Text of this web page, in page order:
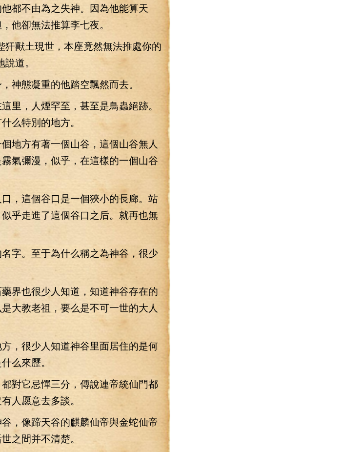
不由為之失神。因為他能算天
他卻無法推算李七夜。
獸土現世，本座竟然無法推處你的
道。
態凝重的他踏空飄然而去。
，人煙罕至，甚至是鳥蟲絕跡。
么特別的地方。
方有著一個山谷，這個山谷無人
氣彌漫，似乎，在這樣的一個山谷
這個谷口是一個狹小的長廊。站
乎走進了這個谷口之后。就再也無
。至于為什么稱之為神谷，很少
也很少人知道，知道神谷存在的
大教老祖，要么是不可一世的大人
很少人知道神谷里面居住的是何
么來歷。
它忌憚三分，傳說連帝統仙門都
人愿意去多談。
像蹄天谷的麒麟仙帝與金蛇仙帝
之間并不清楚。